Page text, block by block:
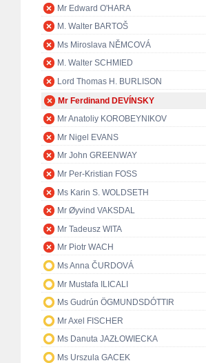
Mr Edward O'HARA
M. Walter BARTOŠ
Ms Miroslava NĚMCOVÁ
M. Walter SCHMIED
Lord Thomas H. BURLISON
Mr Ferdinand DEVÍNSKY
Mr Anatoliy KOROBEYNIKOV
Mr Nigel EVANS
Mr John GREENWAY
Mr Per-Kristian FOSS
Ms Karin S. WOLDSETH
Mr Øyvind VAKSDAL
Mr Tadeusz WITA
Mr Piotr WACH
Ms Anna ČURDOVÁ
Mr Mustafa ILICALI
Ms Gudrún ÖGMUNDSDÓTTIR
Mr Axel FISCHER
Ms Danuta JAZŁOWIECKA
Ms Urszula GACEK